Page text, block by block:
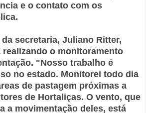
e o contato com os
secretaria, Juliano Ritter,
realizando o monitoramento
"Nosso trabalho é
no estado. Monitorei todo dia
de pastagem próximas a
de Hortaliças. O vento, que
a movimentação deles, está